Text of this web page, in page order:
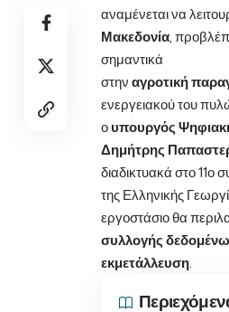
αναμένεται να
Μακεδονία ,
σημαντικά
στην αγροτική
ενεργειακού του
ο υπουργός
Δημήτρης
διαδικτυακά στο 11ο
της Ελληνικής
εργοστάσιο θα
συλλογής
εκμετάλλευση